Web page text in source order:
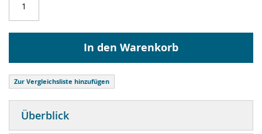
In den Warenkorb
Zur Vergleichsliste hinzufügen
Überblick